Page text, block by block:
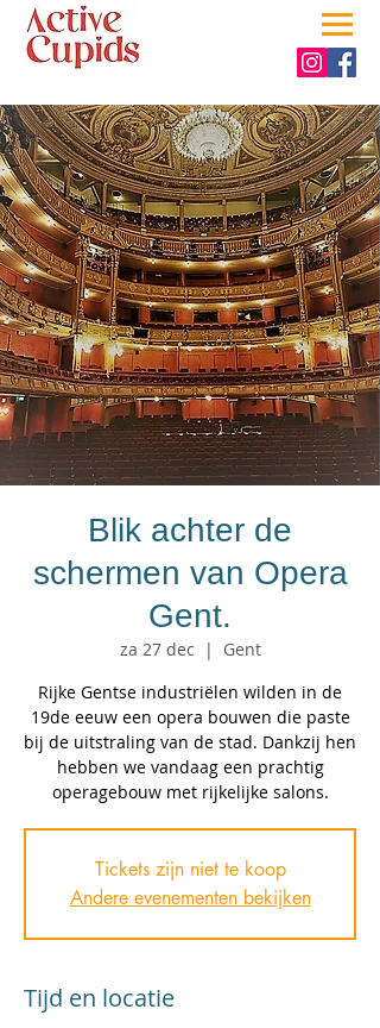
Blik achter de
schermen van Opera
Gent.
za 27 dec
  |
Gent
Rijke Gentse industriëlen wilden in de
19de eeuw een opera bouwen die paste
bij de uitstraling van de stad. Dankzij hen
hebben we vandaag een prachtig
operagebouw met rijkelijke salons.
Tickets zijn niet te koop
Andere evenementen bekijken
Tijd en locatie